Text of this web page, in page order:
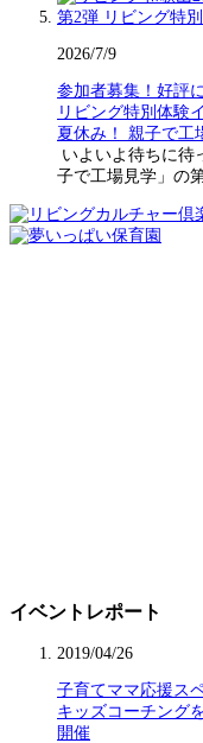
2026/7/9
参加者募集！好評
リビング特別体験
夏休み！ 親子で工
いよいよ待ちに待
子で工場見学」の
イベントレポート
2019/04/26
子育てママ応援ス
キッズコーチング
開催